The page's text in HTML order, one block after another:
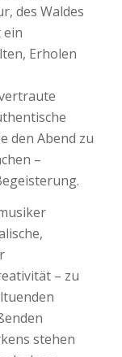
des Waldes
ein
Erholen
den Abend zu
–
– zu
stehen